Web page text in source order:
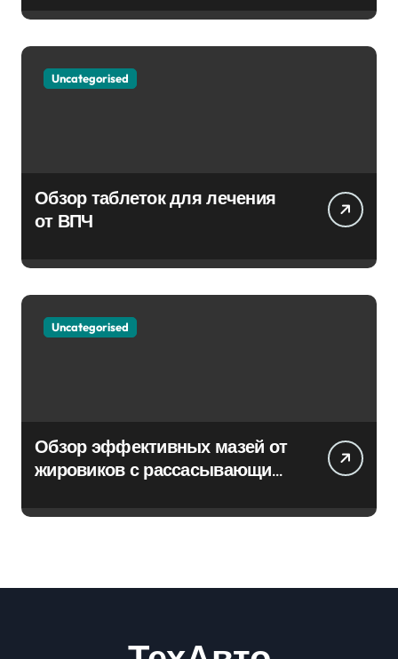
Uncategorised
Обзор таблеток для лечения
от ВПЧ
Uncategorised
Обзор эффективных мазей от
жировиков с рассасывающим